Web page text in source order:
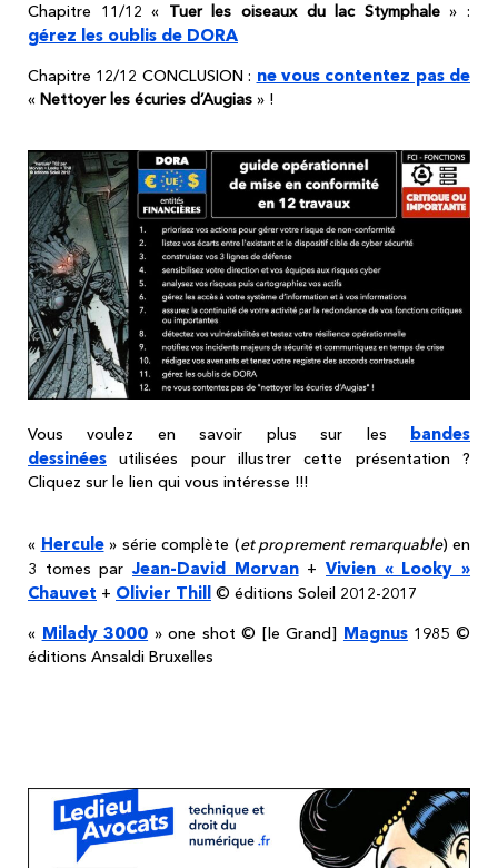
Chapitre 11/12 « Tuer les oiseaux du lac Stymphale» :
gérez les oublis de DORA
Chapitre 12/12 CONCLUSION : ne vous contentez pas de
« Nettoyer les écuries d’Augias » !
Vous voulez en savoir plus sur les bandes
dessinées utilisées pour illustrer cette présentation ?
Cliquez sur le lien qui vous intéresse !!!
« Hercule» série complète (et proprement remarquable) en
3 tomes parJean-David Morvan+Vivien « Looky »
Chauvet + Olivier Thill © éditions Soleil 2012-2017
« Milady 3000 » one shot © [le Grand] Magnus1985 ©
éditions Ansaldi Bruxelles